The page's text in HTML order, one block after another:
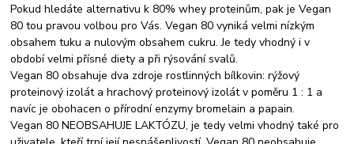
Pokud hledáte alternativu k 80% whey proteinům, pak je Vegan
80 tou pravou volbou pro Vás. Vegan 80 vyniká velmi nízkým
obsahem tuku a nulovým obsahem cukru. Je tedy vhodný i v
období velmi přísné diety a při rýsování svalů.
Vegan 80 obsahuje dva zdroje rostlinných bílkovin: rýžový
proteinový izolát a hrachový proteinový izolát v poměru 1 : 1 a
navíc je obohacen o přírodní enzymy bromelain a papain.
Vegan 80 NEOBSAHUJE LAKTÓZU, je tedy velmi vhodný také pro